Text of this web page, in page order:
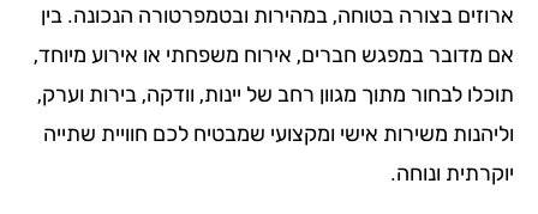
בצורה בטוחה, במהירות ובטמפרטורה הנכונה. בין
מדובר במפגש חברים, אירוח משפחתי או אירוע מיוחד,
לבחור מתוך מגוון רחב של יינות, וודקה, בירות וערק,
משירות אישי ומקצועי שמבטיח לכם חוויית שתייה
ונוחה.